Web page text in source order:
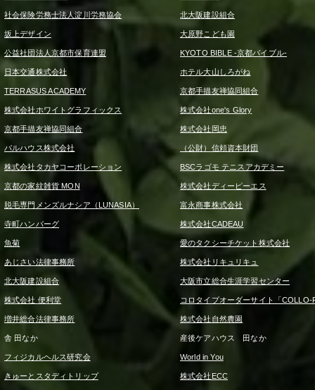
社会保険労務士法人淀川労務協会 北大阪建設組合
坂上デザイン 大原野こども園
公益社団法人京都市保育連盟 KYOTO BIBLE -京都バイブル-
日本交通株式会社 ホテル大山しろがね
TERRASUS ACADEMY 京都手描友禅協同組合
株式会社ホワイトグラフィックス 株式会社one's Glory
京都手描友禅協同組合 株式会社岡忠
パルハウス株式会社 （公財）信頼資本財団
株式会社タカヤコーポレーション BSCラゴモ テニスアカデミー
京都の家紋雑貨 MON 株式会社ディーピーエス
脱毛専門メンズルナシア（LUNASIA） 富永商事株式会社
寺町ハンバーグ 株式会社CADEAU
魚菊 愛のタクシーチケット株式会社
あじさい法律事務所 株式会社リキュリキュ
北大阪建設組合 大阪市立総合生涯学習センター
株式会社 便利堂 コロタイプオーダーサイト「COLLO-
増井総合法律事務所 株式会社自然農園
舎 田なか 産後ケアハウス 田なか
フィジカルヘルス研究会 World in You
きゅーとスタディトリップ 株式会社ECC